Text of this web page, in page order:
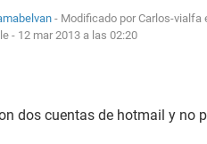
- Modificado por Carlos-vialfa
- 12 mar 2013 a las 02:20
dos cuentas de hotmail y no